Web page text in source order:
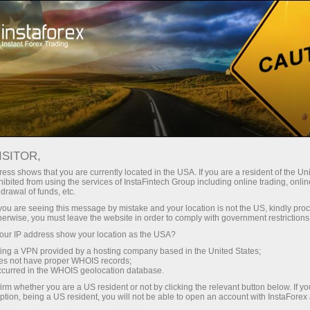
InstaForex-এর সাথে থেকে আপনি সত্যিকারের
লিভারেজ, মার্কেটের সেরা স্প্রেড ও কমিশন এবং
স্টক ও ইনডেক্স ট্রেডিংয়ের জন্য সুবিধাজনক
শর্তাবলী।
স্বল্প
প্রতিটি ডিপোজিটে
30% বোনাস
গতির
পরিচয় ট্রেডিংয়ে এবং হাইওয়েতে পাওয়া যায়
shows that you are currently located in the USA. If you are a resident of the
from using the services of InstaFintech Group including online trading,
of funds, etc.
are seeing this message by mistake and your location is not the US, kindly
you must leave the website in order to comply with government
IP address show your location as the USA?
a VPN provided by a hosting company based in the United States;
not have proper WHOIS records;
in the WHOIS geolocation database.
whether you are a US resident or not by clicking the relevant button below. If
being a US resident, you will not be able to open an account with InstaForex